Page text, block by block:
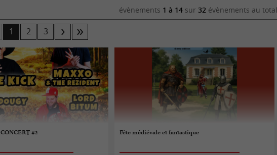
évènements 1 à 14 sur 32 évènements au total
1 2 3
#2 Fête médiévale et fantastique